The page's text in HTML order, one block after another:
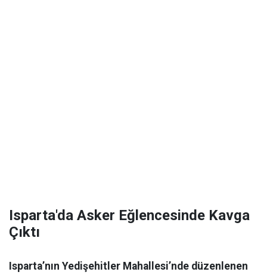
Isparta'da Asker Eğlencesinde Kavga
Çıktı
Isparta’nın Yedişehitler Mahallesi’nde düzenlenen